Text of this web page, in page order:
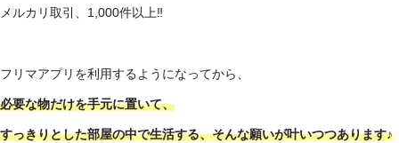
メルカリ取引、1,000件以上‼
フリマアプリを利用するようになってから、
必要な物だけを手元に置いて、
すっきりとした部屋の中で生活する、そんな願いが叶いつつあります♪